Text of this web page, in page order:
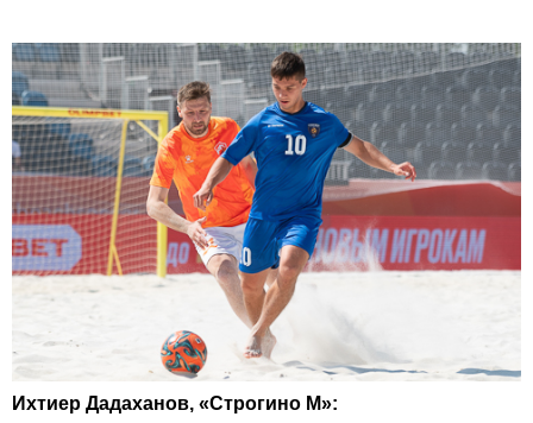
Ихтиер Дадаханов, «Строгино М»: